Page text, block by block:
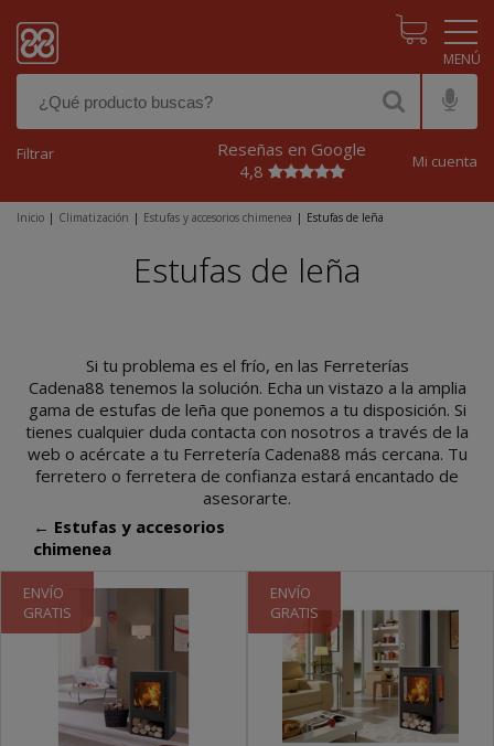
Reseñas en Google
4,8
Filtrar Mi cuenta
Inicio | Climatización | Estufas y accesorios chimenea | Estufas de leña
Estufas de leña
Si tu problema es el frío, en las Ferreterías
Cadena88 tenemos la solución. Echa un vistazo a la amplia
gama de estufas de leña que ponemos a tu disposición. Si
tienes cualquier duda contacta con nosotros a través de la
web o acércate a tu Ferretería Cadena88 más cercana. Tu
ferretero o ferretera de confianza estará encantado de
asesorarte.
← Estufas y accesorios
chimenea
ENVÍO
GRATIS
ENVÍO
GRATIS